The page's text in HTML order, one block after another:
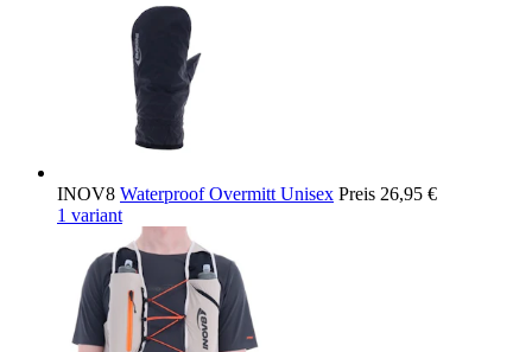
INOV8 Waterproof Overmitt Unisex Preis 26,95 €
1 variant